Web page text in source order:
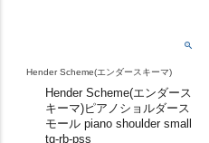
Hender Scheme(エンダースキーマ)
Hender Scheme(エンダース
キーマ)ピアノショルダース
モール piano shoulder small
tq-rb-pss